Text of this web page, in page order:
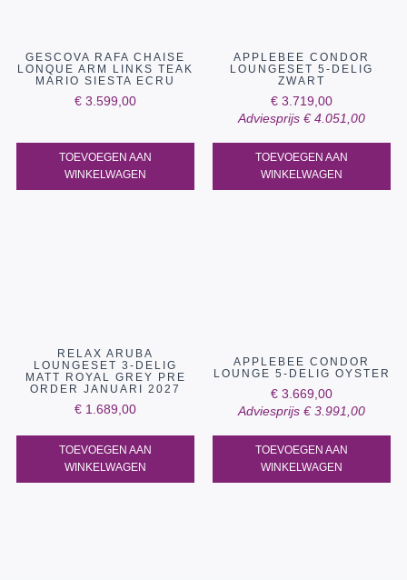
GESCOVA RAFA CHAISE
LONQUE ARM LINKS TEAK
MARIO SIESTA ECRU
€ 3.599,00
TOEVOEGEN AAN
WINKELWAGEN
APPLEBEE CONDOR
LOUNGESET 5-DELIG
ZWART
€ 3.719,00
Adviesprijs €4.051,00
TOEVOEGEN AAN
WINKELWAGEN
RELAX ARUBA
LOUNGESET 3-DELIG
MATT ROYAL GREY PRE
ORDER JANUARI 2027
€ 1.689,00
TOEVOEGEN AAN
WINKELWAGEN
APPLEBEE CONDOR
LOUNGE 5-DELIG OYSTER
€ 3.669,00
Adviesprijs €3.991,00
TOEVOEGEN AAN
WINKELWAGEN